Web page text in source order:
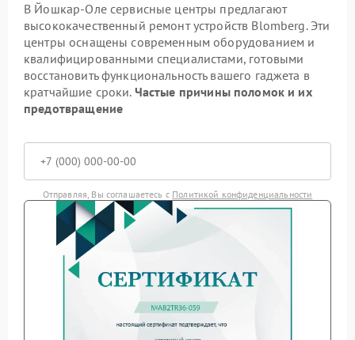
В Йошкар-Оле сервисные центры предлагают
высококачественный ремонт устройств Blomberg. Эти
центры оснащены современным оборудованием и
квалифицированными специалистами, готовыми
восстановить функциональность вашего гаджета в
кратчайшие сроки. Частые причины поломок и их
предотвращение
Отправляя, Вы соглашаетесь с Политикой конфиденциальности